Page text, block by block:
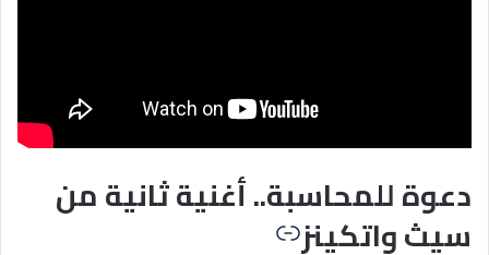
دعوة للمحاسبة.. أغنية ثانية من
سيث واتكينز